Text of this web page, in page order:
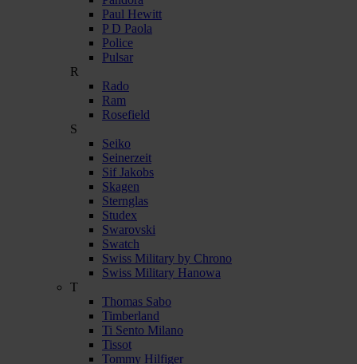
Paul Hewitt
P D Paola
Police
Pulsar
R
Rado
Ram
Rosefield
S
Seiko
Seinerzeit
Sif Jakobs
Skagen
Sternglas
Studex
Swarovski
Swatch
Swiss Military by Chrono
Swiss Military Hanowa
T
Thomas Sabo
Timberland
Ti Sento Milano
Tissot
Tommy Hilfiger